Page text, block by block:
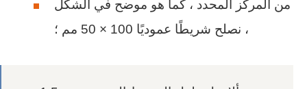
من المركز المحدد ، كما هو موضح في الشكل
، نصلح شريطًا عموديًا 100 × 50 مم ؛